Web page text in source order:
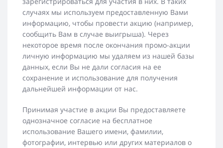
случаях мы используем предоставленную Вами
информацию, чтобы провести акцию (например,
сообщить Вам в случае выигрыша). Через
некоторое время после окончания промо-акции
личную информацию мы удаляем из нашей базы
данных, если Вы не дали согласия на ее
сохранение и использование для получения
дальнейшей информации от нас.
Принимая участие в акции Вы предоставляете
однозначное согласие на бесплатное
использование Вашего имени, фамилии,
фотографии, интервью или других материалов о